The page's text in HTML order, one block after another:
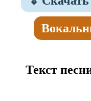
Текст